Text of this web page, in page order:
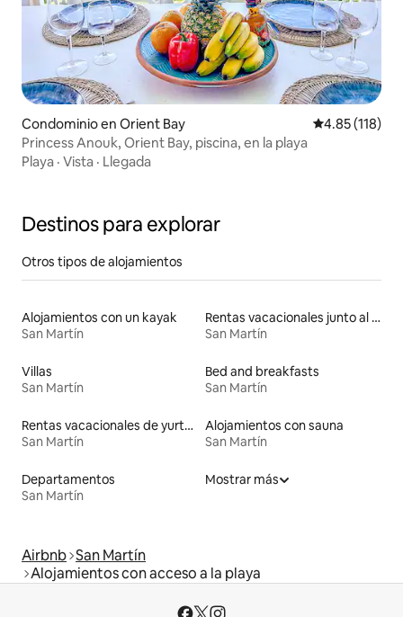
Condominio en Orient Bay Calificación
4.85 (118)
Princess Anouk, Orient Bay, piscina, en la playa
Playa · Vista · Llegada
Destinos para explorar
Otros tipos de alojamientos
Alojamientos con un kayak
San Martín
Rentas vacacionales junto al agua
San Martín
Villas
San Martín
Bed and breakfasts
San Martín
Rentas vacacionales de yurtas con jacuzzi
San Martín
Alojamientos con sauna
San Martín
Departamentos
San Martín
Mostrar más
Airbnb San Martín
Alojamientos con acceso a la playa